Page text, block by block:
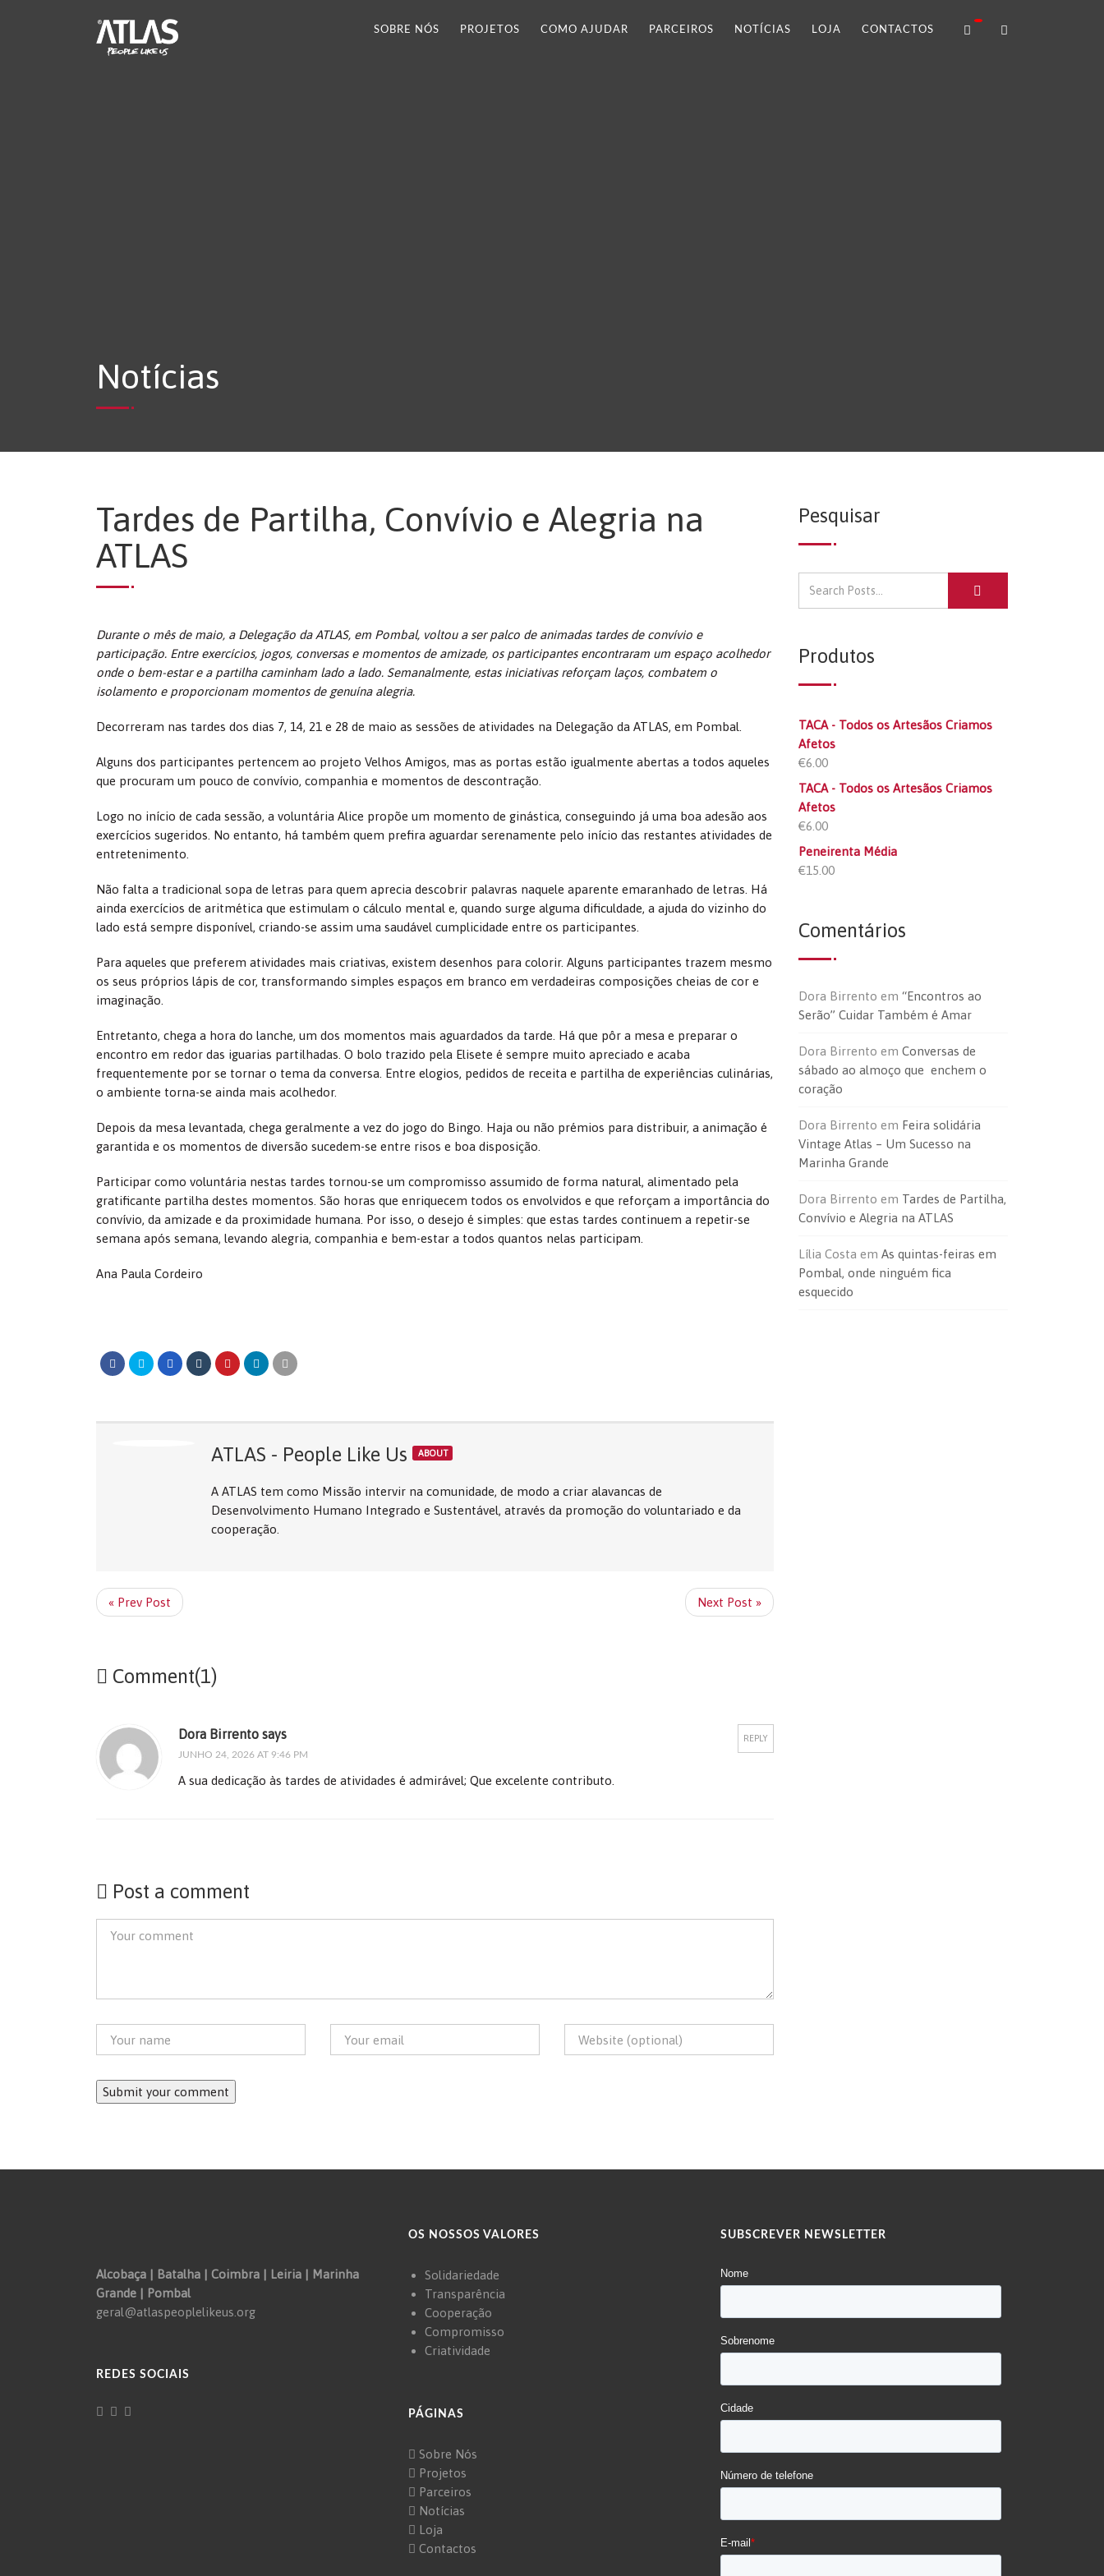
SOBRE NÓS PROJETOS COMO AJUDAR PARCEIROS NOTÍCIAS LOJA CONTACTOS
Notícias
Tardes de Partilha, Convívio e Alegria na
ATLAS
Durante o mês de maio, a Delegação da ATLAS, em Pombal, voltou a ser palco de animadas tardes de convívio e
participação. Entre exercícios, jogos, conversas e momentos de amizade, os participantes encontraram um espaço acolhedor
onde o bem-estar e a partilha caminham lado a lado. Semanalmente, estas iniciativas reforçam laços, combatem o
isolamento e proporcionam momentos de genuína alegria.
Decorreram nas tardes dos dias 7, 14, 21 e 28 de maio as sessões de atividades na Delegação da ATLAS, em Pombal.
Alguns dos participantes pertencem ao projeto Velhos Amigos, mas as portas estão igualmente abertas a todos aqueles
que procuram um pouco de convívio, companhia e momentos de descontração.
Logo no início de cada sessão, a voluntária Alice propõe um momento de ginástica, conseguindo já uma boa adesão aos
exercícios sugeridos. No entanto, há também quem prefira aguardar serenamente pelo início das restantes atividades de
entretenimento.
Não falta a tradicional sopa de letras para quem aprecia descobrir palavras naquele aparente emaranhado de letras. Há
ainda exercícios de aritmética que estimulam o cálculo mental e, quando surge alguma dificuldade, a ajuda do vizinho do
lado está sempre disponível, criando-se assim uma saudável cumplicidade entre os participantes.
Para aqueles que preferem atividades mais criativas, existem desenhos para colorir. Alguns participantes trazem mesmo
os seus próprios lápis de cor, transformando simples espaços em branco em verdadeiras composições cheias de cor e
imaginação.
Entretanto, chega a hora do lanche, um dos momentos mais aguardados da tarde. Há que pôr a mesa e preparar o
encontro em redor das iguarias partilhadas. O bolo trazido pela Elisete é sempre muito apreciado e acaba
frequentemente por se tornar o tema da conversa. Entre elogios, pedidos de receita e partilha de experiências culinárias,
o ambiente torna-se ainda mais acolhedor.
Depois da mesa levantada, chega geralmente a vez do jogo do Bingo. Haja ou não prémios para distribuir, a animação é
garantida e os momentos de diversão sucedem-se entre risos e boa disposição.
Participar como voluntária nestas tardes tornou-se um compromisso assumido de forma natural, alimentado pela
gratificante partilha destes momentos. São horas que enriquecem todos os envolvidos e que reforçam a importância do
convívio, da amizade e da proximidade humana. Por isso, o desejo é simples: que estas tardes continuem a repetir-se
semana após semana, levando alegria, companhia e bem-estar a todos quantos nelas participam.
Ana Paula Cordeiro
ATLAS - People Like Us ABOUT
A ATLAS tem como Missão intervir na comunidade, de modo a criar alavancas de
Desenvolvimento Humano Integrado e Sustentável, através da promoção do voluntariado e da
cooperação.
« Prev Post Next Post »
Comment(1)
REPLY
Dora Birrento says
JUNHO 24, 2026 AT 9:46 PM
A sua dedicação às tardes de atividades é admirável; Que excelente contributo.
Post a comment
Pesquisar
Produtos
TACA - Todos os Artesãos Criamos
Afetos
€6.00
TACA - Todos os Artesãos Criamos
Afetos
€6.00
Peneirenta Média
€15.00
Comentários
Dora Birrento em “Encontros ao
Serão” Cuidar Também é Amar
Dora Birrento em Conversas de
sábado ao almoço que enchem o
coração
Dora Birrento em Feira solidária
Vintage Atlas – Um Sucesso na
Marinha Grande
Dora Birrento em Tardes de Partilha,
Convívio e Alegria na ATLAS
Lília Costa em As quintas-feiras em
Pombal, onde ninguém fica
esquecido
Alcobaça | Batalha | Coimbra | Leiria | Marinha
Grande | Pombal
geral@atlaspeoplelikeus.org
REDES SOCIAIS
OS NOSSOS VALORES
Solidariedade
Transparência
Cooperação
Compromisso
Criatividade
PÁGINAS
Sobre Nós
Projetos
Parceiros
Notícias
Loja
Contactos
SUBSCREVER NEWSLETTER